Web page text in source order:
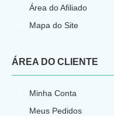
Área do Afiliado
Mapa do Site
ÁREA DO CLIENTE
Minha Conta
Meus Pedidos